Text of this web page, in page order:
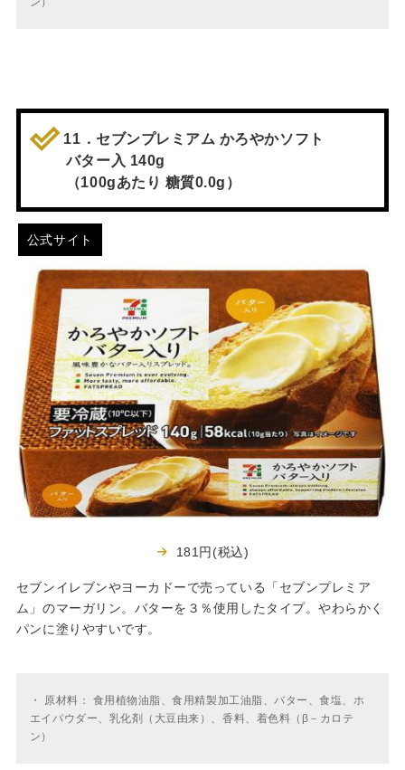
11．セブンプレミアム かろやかソフト
バター入 140g
（100gあたり 糖質0.0g）
公式サイト
181円(税込)
セブンイレブンやヨーカドーで売っている「セブンプレミア
ム」のマーガリン。バターを３％使用したタイプ。やわらかく
パンに塗りやすいです。
・
原材料： 食用植物油脂、食用精製加工油脂、バター、食塩、ホ
エイパウダー、乳化剤（大豆由来）、香料、着色料（β－カロテ
ン）